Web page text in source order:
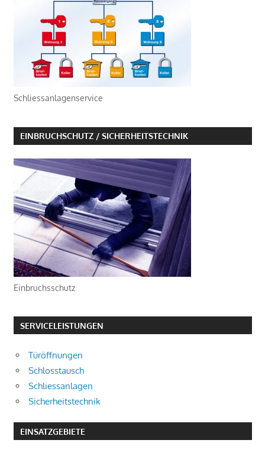
Schliessanlagenservice
EINBRUCHSCHUTZ / SICHERHEITSTECHNIK
Einbruchsschutz
SERVICELEISTUNGEN
Türöffnungen
Schlosstausch
Schliessanlagen
Sicherheitstechnik
EINSATZGEBIETE